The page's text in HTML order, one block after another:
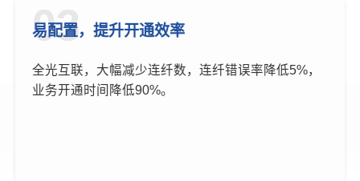
03
易配置，提升开通效率
全光互联，大幅减少连纤数，连纤错误率降低5%，
业务开通时间降低90%。